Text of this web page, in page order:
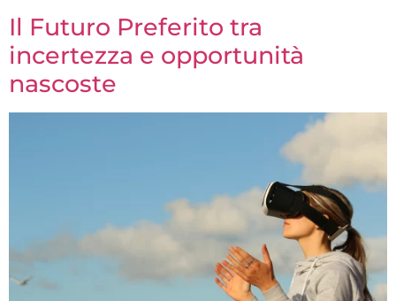
Il Futuro Preferito tra
incertezza e opportunità
nascoste